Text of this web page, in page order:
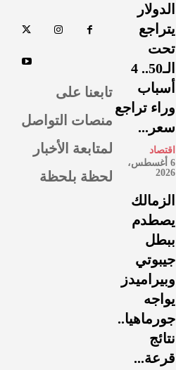
الدولار
يتراجع
تحت
الـ50.. 4
أسباب
وراء تراجع
سعر...
اقتصاد
6 أغسطس،
2026
الزمالك
يصطدم
ببطل
جيبوتي
وبيراميدز
يواجه
جورماهيا..
نتائج
قرعة...
تابعنا على
منصات التواصل
لمتابعة الأخبار
لحظة بلحظة